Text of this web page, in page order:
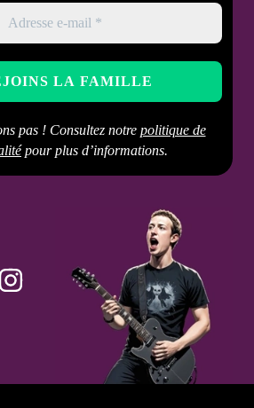
gothique chic, cadeau
Nettoyage avec chiffon
l’humidité prolongée
pas ! Consultez notre politique de
pour plus d’informations.